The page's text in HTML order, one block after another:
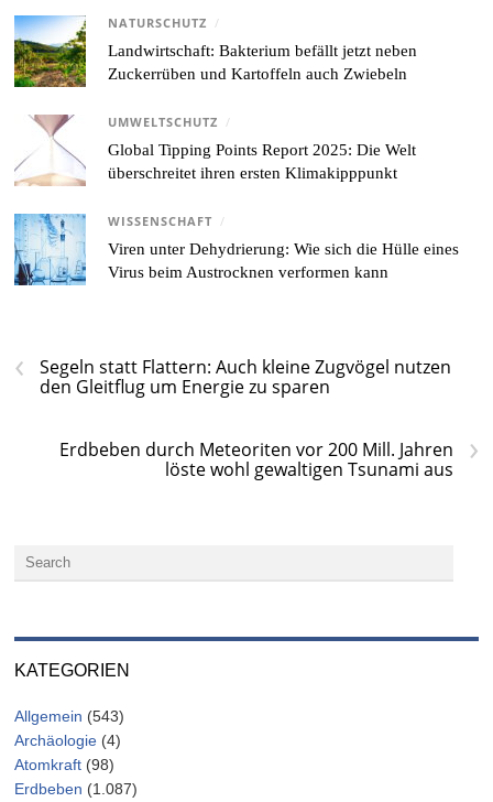
NATURSCHUTZ /
Landwirtschaft: Bakterium befällt jetzt neben
Zuckerrüben und Kartoffeln auch Zwiebeln
UMWELTSCHUTZ /
Global Tipping Points Report 2025: Die Welt
überschreitet ihren ersten Klimakipppunkt
WISSENSCHAFT /
Viren unter Dehydrierung: Wie sich die Hülle eines
Virus beim Austrocknen verformen kann
‹
Segeln statt Flattern: Auch kleine Zugvögel nutzen
den Gleitflug um Energie zu sparen
›
Erdbeben durch Meteoriten vor 200 Mill. Jahren
löste wohl gewaltigen Tsunami aus
KATEGORIEN
Allgemein (543)
Archäologie (4)
Atomkraft (98)
Erdbeben (1.087)